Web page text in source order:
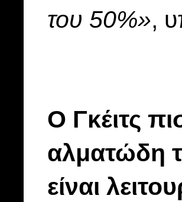
του 50%»,
Ο Γκέιτς
αλματώδη
είναι